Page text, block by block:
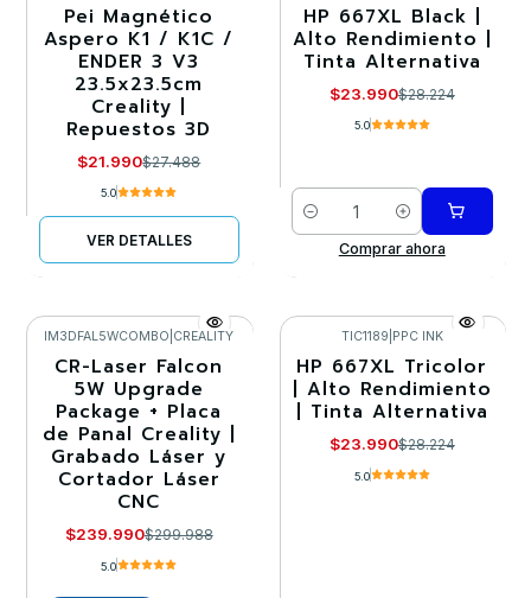
-20%
Agotado
Pei Magnético
Aspero K1 / K1C /
ENDER 3 V3
23.5x23.5cm
Creality |
Repuestos 3D
$21.990$27.488
5.0
VER DETALLES
-15%
HP 667XL Black |
Alto Rendimiento |
Tinta Alternativa
$23.990$28.224
5.0
Cantidad
Comprar ahora
-20%
Llega el 30/08/2026
IM3DFAL5WCOMBO CREALITY
CR-Laser Falcon
5W Upgrade
Package + Placa
de Panal Creality |
Grabado Láser y
Cortador Láser
CNC
$239.990$299.988
5.0
-15%
TIC1189 PPC INK
HP 667XL Tricolor
| Alto Rendimiento
| Tinta Alternativa
$23.990$28.224
5.0